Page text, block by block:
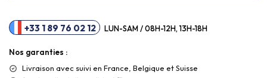
+33 1 89 76 02 12 LUN-SAM / 08H-12H, 13H-18H
Nos garanties :
Livraison avec suivi en France, Belgique et Suisse